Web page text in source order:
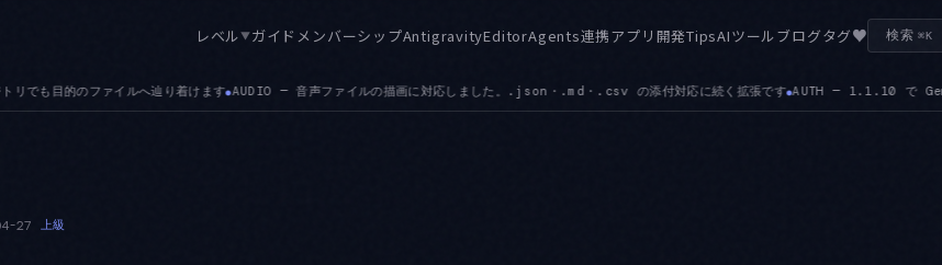
レベル▼ガイド メンバーシップAntigravityEditorAgents連携アプリ開発TipsAIツールブログタグ♥ 検索 ⌘K
画に対応しました。.json・.md・.csv の添付対応に続く拡張です●AUTH — 1.1.10 で Gemini Enterprise Business のサインインと、
27 上級